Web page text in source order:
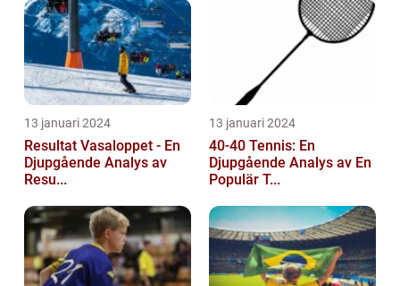
13 januari 2024
Resultat Vasaloppet - En
Djupgående Analys av
Resu...
13 januari 2024
40-40 Tennis: En
Djupgående Analys av En
Populär T...